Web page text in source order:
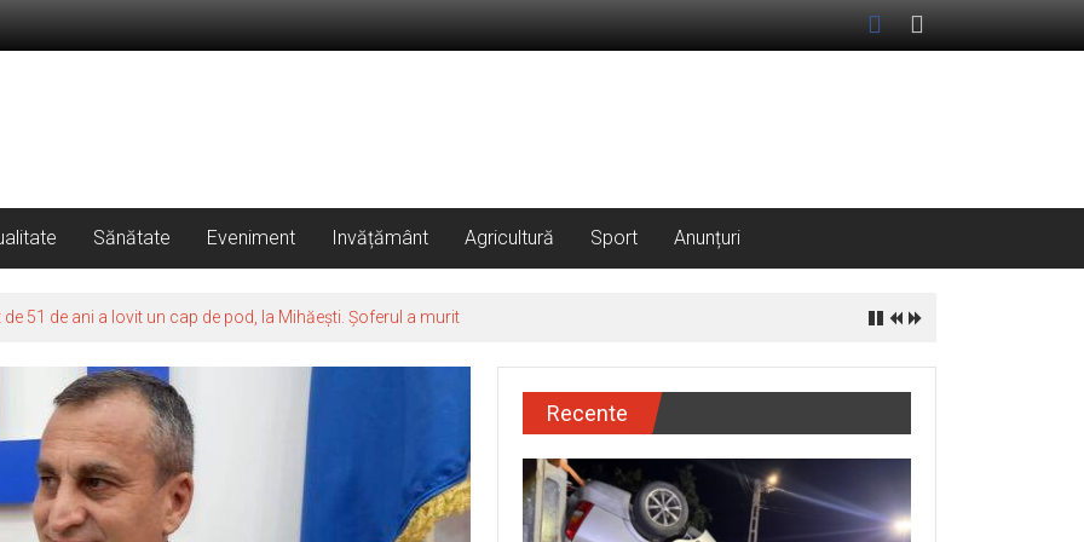
Sănătate Eveniment Invățământ Agricultură Sport Anunțuri
51 de ani a lovit un cap de pod, la Mihăești. Șoferul a murit
Recente